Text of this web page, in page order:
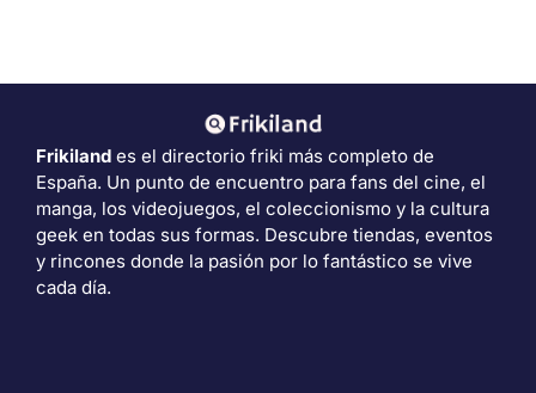
Frikiland es el directorio friki más completo de
España. Un punto de encuentro para fans del cine, el
manga, los videojuegos, el coleccionismo y la cultura
geek en todas sus formas. Descubre tiendas, eventos
y rincones donde la pasión por lo fantástico se vive
cada día.